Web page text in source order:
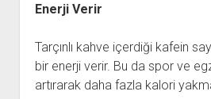
Enerji Verir
Tarçınlı kahve içerdiği kafein
bir enerji verir. Bu da spor ve
artırarak daha fazla kalori